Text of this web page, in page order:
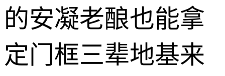
的安凝老酿也能拿
定门框三辈地基来